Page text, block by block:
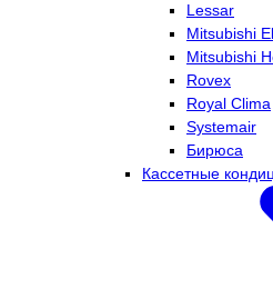
Lessar
Mitsubishi
Mitsubishi
Rovex
Royal Clima
Systemair
Бирюса
Кассетные